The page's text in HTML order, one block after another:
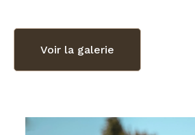
Voir la galerie